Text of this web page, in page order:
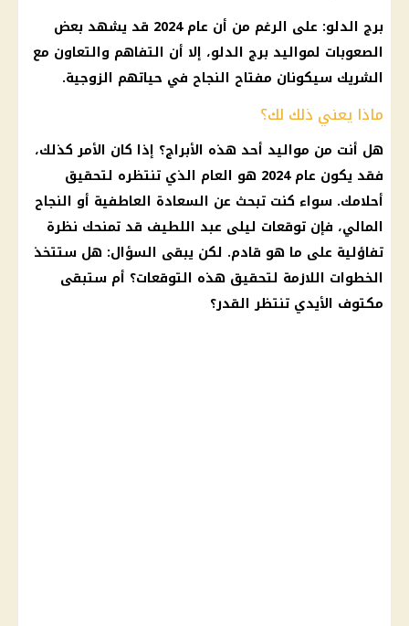
برج الدلو
: على الرغم من أن عام 2024 قد يشهد بعض
الصعوبات لمواليد برج الدلو، إلا أن التفاهم والتعاون مع
الشريك سيكونان مفتاح النجاح في حياتهم الزوجية.
ماذا يعني ذلك لك؟
هل أنت من مواليد أحد هذه الأبراج؟ إذا كان الأمر كذلك،
فقد يكون عام 2024 هو العام الذي تنتظره لتحقيق
أحلامك. سواء كنت تبحث عن السعادة العاطفية أو النجاح
المالي، فإن توقعات ليلى عبد اللطيف قد تمنحك نظرة
تفاؤلية على ما هو قادم. لكن يبقى السؤال: هل ستتخذ
الخطوات اللازمة لتحقيق هذه التوقعات؟ أم ستبقى
مكتوف الأيدي تنتظر القدر؟